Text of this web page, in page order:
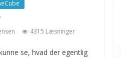
4315 Læsninger
se, hvad der egentlig